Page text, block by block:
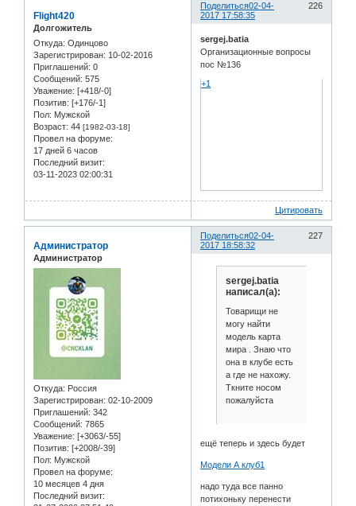
Поделиться 226
02-04-
2017 17:58:35
Flight420
Долгожитель
Откуда: Одинцово
Зарегистрирован: 10-02-2016
Приглашений: 0
Сообщений: 575
Уважение: [+418/-0]
Позитив: [+176/-1]
Пол: Мужской
Возраст: 44 [1982-03-18]
Провел на форуме:
17 дней 6 часов
Последний визит:
03-11-2023 02:00:31
sergej.batia
Организационные вопросы
пос №136
+1
Цитировать
Поделиться 227
02-04-
2017 18:58:32
Администратор
Администратор
Откуда: Россия
Зарегистрирован: 02-10-2009
Приглашений: 342
Сообщений: 7865
Уважение: [+3063/-55]
Позитив: [+2008/-39]
Пол: Мужской
Провел на форуме:
10 месяцев 4 дня
Последний визит:
sergej.batia
написал(а):
Товарищи не
могу найти
модель карта
мира . Знаю что
она в клубе есть
а где не нахожу.
Ткните носом
пожалуйста
ещё теперь и здесь будет
Модели А клуб1
надо туда все панно
потихоньку перенести